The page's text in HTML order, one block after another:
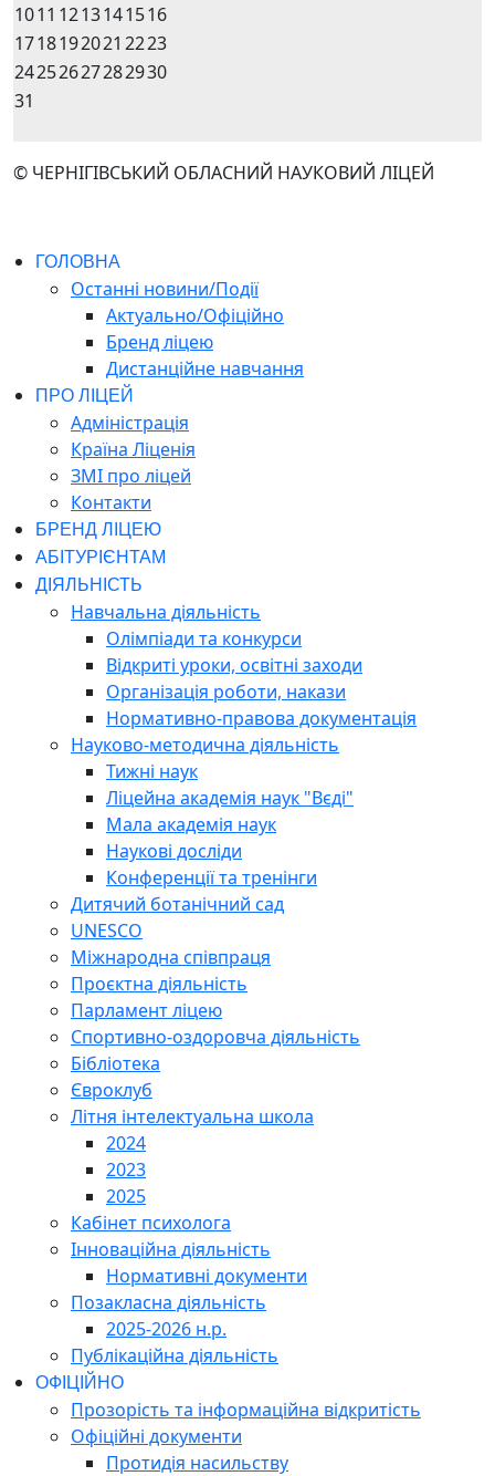
1011 1213141516
1718192021 2223
24252627282930
31
© ЧЕРНІГІВСЬКИЙ ОБЛАСНИЙ НАУКОВИЙ ЛІЦЕЙ
ГОЛОВНА
Останні новини/Події
Актуально/Офіційно
Бренд ліцею
Дистанційне навчання
ПРО ЛІЦЕЙ
Адміністрація
Країна Ліценія
ЗМІ про ліцей
Контакти
БРЕНД ЛІЦЕЮ
АБІТУРІЄНТАМ
ДІЯЛЬНІСТЬ
Навчальна діяльність
Олімпіади та конкурси
Відкриті уроки, освітні заходи
Організація роботи, накази
Нормативно-правова документація
Науково-методична діяльність
Тижні наук
Ліцейна академія наук "Вєді"
Мала академія наук
Наукові досліди
Конференції та тренінги
Дитячий ботанічний сад
UNESCO
Міжнародна співпраця
Проєктна діяльність
Парламент ліцею
Спортивно-оздоровча діяльність
Бібліотека
Євроклуб
Літня інтелектуальна школа
2024
2023
2025
Кабінет психолога
Інноваційна діяльність
Нормативні документи
Позакласна діяльність
2025-2026 н.р.
Публікаційна діяльність
ОФІЦІЙНО
Прозорість та інформаційна відкритість
Офіційні документи
Протидія насильству